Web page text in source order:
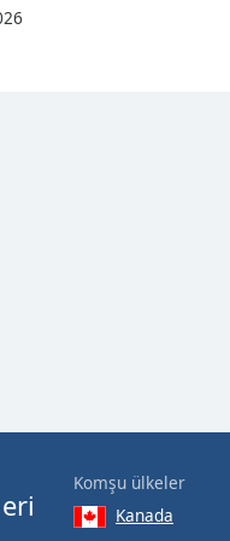
Komşu ülkeler
Kanada